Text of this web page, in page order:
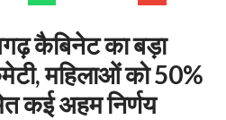
कैबिनेट का बड़ा
महिलाओं को 50%
कई अहम निर्णय